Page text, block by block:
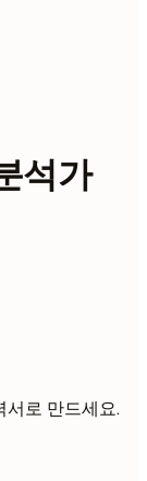
석가
서로 만드세요.